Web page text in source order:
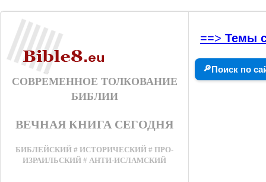
СОВРЕМЕННОЕ ТОЛКОВАНИЕ
БИБЛИИ
ВЕЧНАЯ КНИГА СЕГОДНЯ
БИБЛЕЙСКИЙ # ИСТОРИЧЕСКИЙ # ПРО-
ИЗРАИЛЬСКИЙ # АНТИ-ИСЛАМСКИЙ
==> Темы
🔎Поиск по